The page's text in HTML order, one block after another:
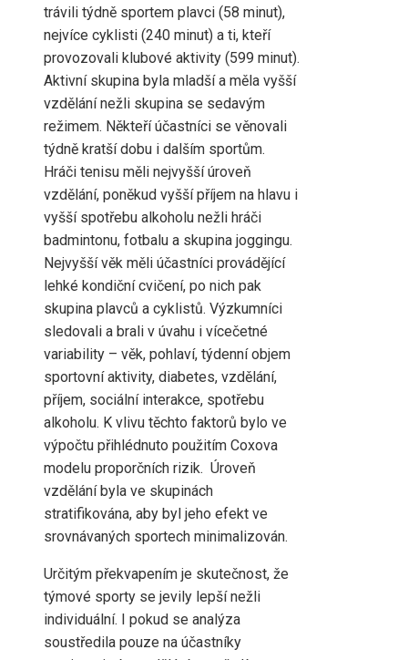
trávili týdně sportem plavci (58 minut),
nejvíce cyklisti (240 minut) a ti, kteří
provozovali klubové aktivity (599 minut).
Aktivní skupina byla mladší a měla vyšší
vzdělání nežli skupina se sedavým
režimem. Někteří účastníci se věnovali
týdně kratší dobu i dalším sportům.
Hráči tenisu měli nejvyšší úroveň
vzdělání, poněkud vyšší příjem na hlavu i
vyšší spotřebu alkoholu nežli hráči
badmintonu, fotbalu a skupina joggingu.
Nejvyšší věk měli účastníci provádějící
lehké kondiční cvičení, po nich pak
skupina plavců a cyklistů. Výzkumníci
sledovali a brali v úvahu i vícečetné
variability – věk, pohlaví, týdenní objem
sportovní aktivity, diabetes, vzdělání,
příjem, sociální interakce, spotřebu
alkoholu. K vlivu těchto faktorů bylo ve
výpočtu přihlédnuto použitím Coxova
modelu proporčních rizik. Úroveň
vzdělání byla ve skupinách
stratifikována, aby byl jeho efekt ve
srovnávaných sportech minimalizován.
Určitým překvapením je skutečnost, že
týmové sporty se jevily lepší nežli
individuální. I pokud se analýza
soustředila pouze na účastníky